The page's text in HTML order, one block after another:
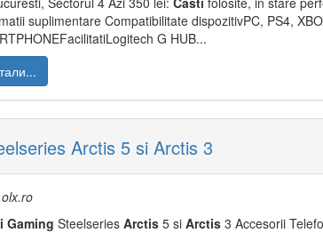
suplimentare Compatibilitate dispozitivPC, PS4,
G HUB...
Arctis 5 si Arctis 3
Gaming Steelseries Arctis 5 si Arctis 3 Accesorii